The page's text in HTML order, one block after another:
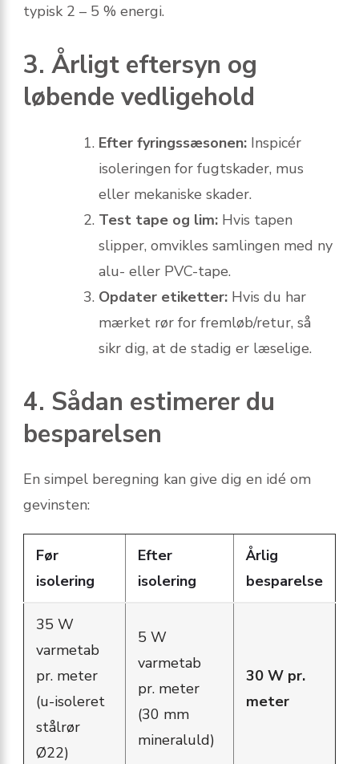
typisk 2 – 5 % energi.
3. Årligt eftersyn og
løbende vedligehold
Efter fyringssæsonen: Inspicér
isoleringen for fugtskader, mus
eller mekaniske skader.
Test tape og lim: Hvis tapen
slipper, omvikles samlingen med ny
alu- eller PVC-tape.
Opdater etiketter: Hvis du har
mærket rør for fremløb/retur, så
sikr dig, at de stadig er læselige.
4. Sådan estimerer du
besparelsen
En simpel beregning kan give dig en idé om
gevinsten:
Før
isolering
Efter
isolering
Årlig
besparelse
35 W
varmetab
pr. meter
(u-isoleret
stålrør
Ø22)
5 W
varmetab
pr. meter
(30 mm
mineraluld)
30 W pr.
meter